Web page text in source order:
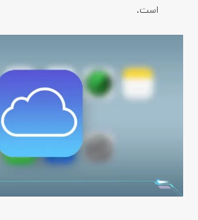
است.